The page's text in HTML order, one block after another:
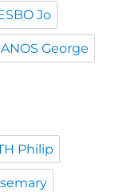
Jo
George
Philip